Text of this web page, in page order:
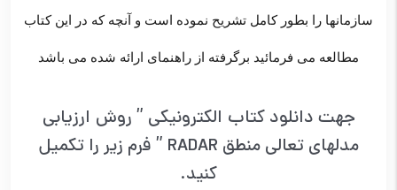
سازمانها را بطور کامل تشریح نموده است و آنچه که در این کتاب
مطالعه می فرمائید برگرفته از راهنمای ارائه شده می باشد
جهت دانلود کتاب الکترونیکی ” روش ارزيابي
مدلهای تعالي منطق RADAR ” فرم زیر را تکمیل
کنید.